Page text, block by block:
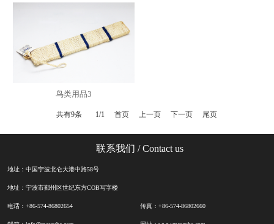
鸟类用品3
共有9条 1/1 首页 上一页 下一页 尾页
联系我们 / Contact us
地址：中国宁波北仑大港中路58号
地址：宁波市鄞州区世纪东方COB写字楼
电话：+86-574-86802654 传真：+86-574-86802660